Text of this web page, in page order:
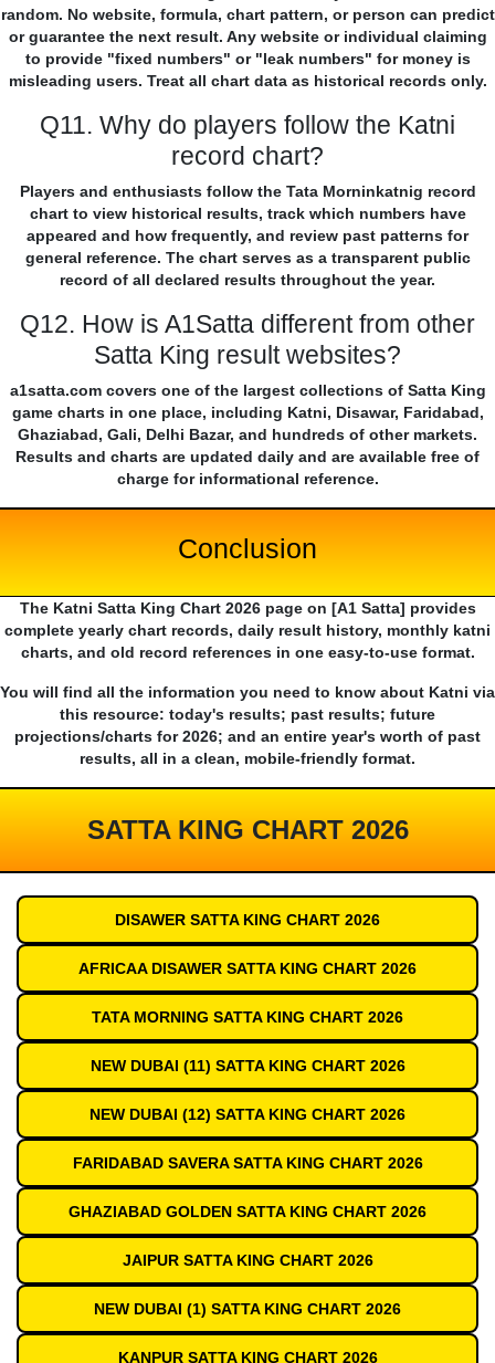
random. No website, formula, chart pattern, or person can predict
or guarantee the next result. Any website or individual claiming
to provide "fixed numbers" or "leak numbers" for money is
misleading users. Treat all chart data as historical records only.
Q11. Why do players follow the Katni
record chart?
Players and enthusiasts follow the Tata Morninkatnig record
chart to view historical results, track which numbers have
appeared and how frequently, and review past patterns for
general reference. The chart serves as a transparent public
record of all declared results throughout the year.
Q12. How is A1Satta different from other
Satta King result websites?
a1satta.com covers one of the largest collections of Satta King
game charts in one place, including Katni, Disawar, Faridabad,
Ghaziabad, Gali, Delhi Bazar, and hundreds of other markets.
Results and charts are updated daily and are available free of
charge for informational reference.
Conclusion
The Katni Satta King Chart 2026 page on [A1 Satta] provides
complete yearly chart records, daily result history, monthly katni
charts, and old record references in one easy-to-use format.
You will find all the information you need to know about Katni via
this resource: today's results; past results; future
projections/charts for 2026; and an entire year's worth of past
results, all in a clean, mobile-friendly format.
SATTA KING CHART 2026
DISAWER SATTA KING CHART 2026
AFRICAA DISAWER SATTA KING CHART 2026
TATA MORNING SATTA KING CHART 2026
NEW DUBAI (11) SATTA KING CHART 2026
NEW DUBAI (12) SATTA KING CHART 2026
FARIDABAD SAVERA SATTA KING CHART 2026
GHAZIABAD GOLDEN SATTA KING CHART 2026
JAIPUR SATTA KING CHART 2026
NEW DUBAI (1) SATTA KING CHART 2026
KANPUR SATTA KING CHART 2026